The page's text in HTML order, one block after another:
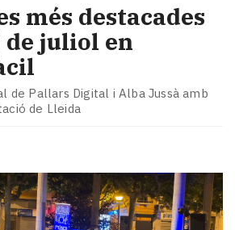
més destacades
de juliol en
de Pallars Digital i Alba Jussà amb
de Lleida